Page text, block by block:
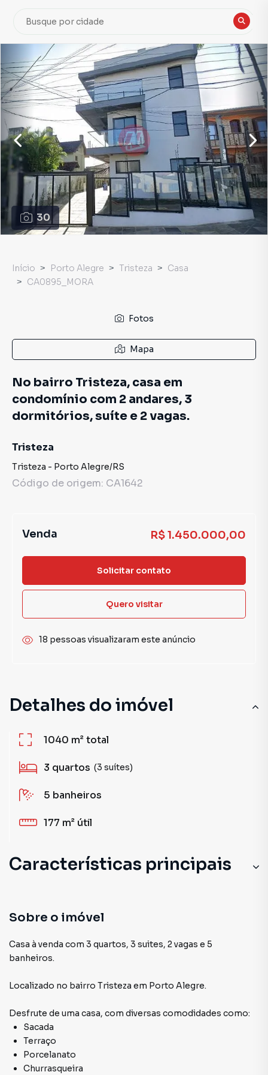
30
Detalhes do imóvel
1040 m²total
3 quartos (3 suítes)
5 banheiros
177 m² útil
Características principais
Sobre o imóvel
Casa à venda com 3 quartos, 3 suites, 2 vagas e 5
banheiros.
Localizado no bairro Tristeza em Porto Alegre.
Desfrute de uma casa, com diversas comodidades como:
Sacada
Terraço
Porcelanato
Churrasqueira
Início Porto Alegre Tristeza
Casa
CA0895_MORA
Fotos
Mapa
No bairro Tristeza, casa em
condomínio com 2 andares, 3
dormitórios, suíte e 2 vagas.
Tristeza
Tristeza - Porto Alegre/RS
Código de origem: CA1642
Venda R$ 1.450.000,00
Solicitar contato
Quero visitar
18 pessoas visualizaram este anúncio